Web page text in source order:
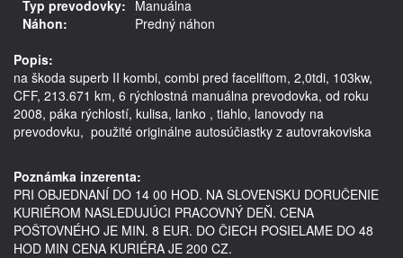
Typ prevodovky: Manuálna
Náhon:
Predný náhon
Popis:
na škoda superb II kombi, combi pred faceliftom, 2,0tdi, 103kw,
CFF, 213.671 km, 6 rýchlostná manuálna prevodovka, od roku
2008, páka rýchlostí, kulisa, lanko , tiahlo, lanovody na
prevodovku,  použité originálne autosúčiastky z autovrakoviska
Poznámka inzerenta:
PRI OBJEDNANÍ DO 14 00 HOD. NA SLOVENSKU DORUČENIE
KURIÉROM NASLEDUJÚCI PRACOVNÝ DEŇ. CENA
POŠTOVNÉHO JE MIN. 8 EUR. DO ČIECH POSIELAME DO 48
HOD MIN CENA KURIÉRA JE 200 CZ.